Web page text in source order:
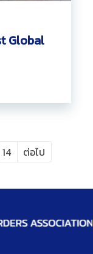
Global
14 ต่อไป